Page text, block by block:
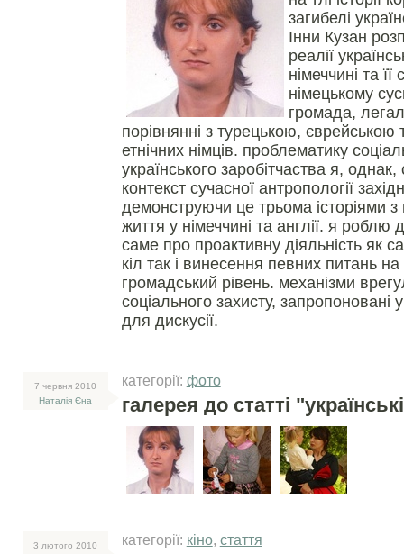
загибелі
Інни Кузан
реалії
німеччині та
німецькому
громада,
порівнянні з турецькою,
етнічних німців. проблематику
українського заробітчаства я,
контекст сучасної антропології
демонструючи це трьома історіями з
життя у німеччині та англії. я роблю
саме про проактивну діяльність як
кіл так і винесення певних питань на
громадський рівень. механізми
соціального захисту, запропоновані у
для дискусії.
7 червня 2010
Наталія Єна
категорії: фото
галерея до статті
3 лютого 2010 категорії: кіно, стаття